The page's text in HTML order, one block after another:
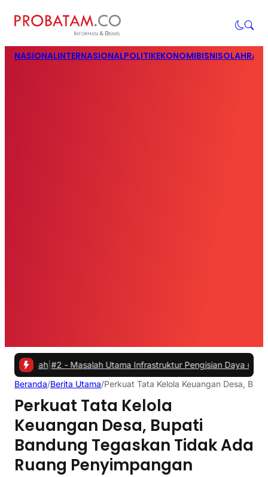
NASIONALINTERNASIONALPOLITIKEKONOMIBISNIS
#2 -Masalah Utama Infrastruktur Pengisian Daya untuk Mobil
Beranda/Berita Utama/Perkuat Tata Kelola Keuangan Desa,
Perkuat Tata Kelola
Keuangan Desa, Bupati
Bandung Tegaskan Tidak Ada
Ruang Penyimpangan